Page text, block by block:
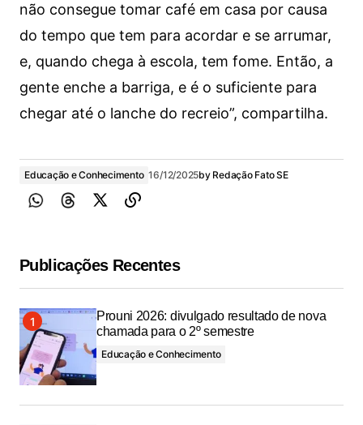
não consegue tomar café em casa por causa
do tempo que tem para acordar e se arrumar,
e, quando chega à escola, tem fome. Então, a
gente enche a barriga, e é o suficiente para
chegar até o lanche do recreio”, compartilha.
Educação e Conhecimento 16/12/2025by Redação Fato SE
Publicações Recentes
Prouni 2026: divulgado resultado de nova
chamada para o 2º semestre
Educação e Conhecimento